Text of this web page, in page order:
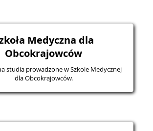
Medyczna dla
Obcokrajowców
studia prowadzone w Szkole Medycznej
dla Obcokrajowców.